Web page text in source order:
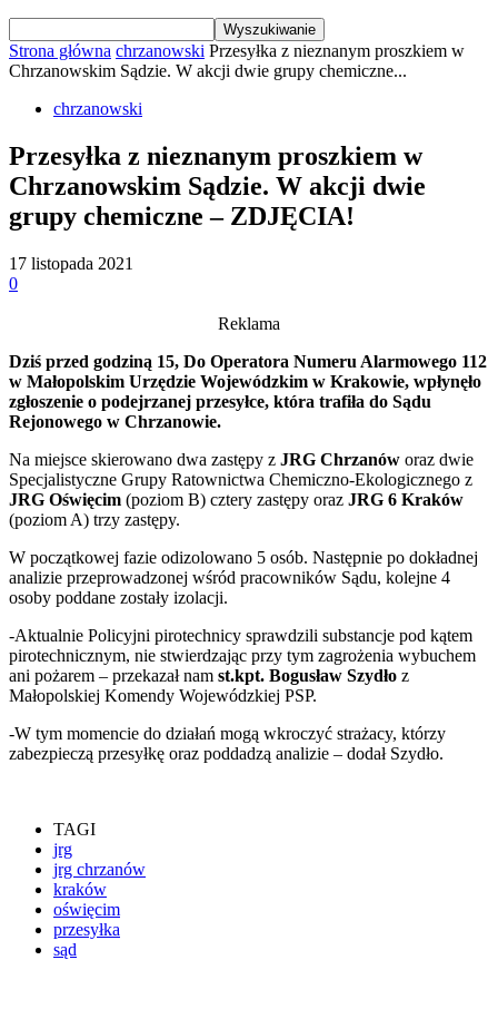
Strona główna chrzanowski Przesyłka z nieznanym proszkiem w
Chrzanowskim Sądzie. W akcji dwie grupy chemiczne...
chrzanowski
Przesyłka z nieznanym proszkiem w
Chrzanowskim Sądzie. W akcji dwie
grupy chemiczne – ZDJĘCIA!
17 listopada 2021
0
Reklama
Dziś przed godziną 15, Do Operatora Numeru Alarmowego 112
w Małopolskim Urzędzie Wojewódzkim w Krakowie, wpłynęło
zgłoszenie o podejrzanej przesyłce, która trafiła do Sądu
Rejonowego w Chrzanowie.
Na miejsce skierowano dwa zastępy z JRG Chrzanów oraz dwie
Specjalistyczne Grupy Ratownictwa Chemiczno-Ekologicznego z
JRG Oświęcim (poziom B) cztery zastępy oraz JRG 6 Kraków
(poziom A) trzy zastępy.
W początkowej fazie odizolowano 5 osób. Następnie po dokładnej
analizie przeprowadzonej wśród pracowników Sądu, kolejne 4
osoby poddane zostały izolacji.
-Aktualnie Policyjni pirotechnicy sprawdzili substancje pod kątem
pirotechnicznym, nie stwierdzając przy tym zagrożenia wybuchem
ani pożarem – przekazał nam st.kpt. Bogusław Szydło z
Małopolskiej Komendy Wojewódzkiej PSP.
-W tym momencie do działań mogą wkroczyć strażacy, którzy
zabezpieczą przesyłkę oraz poddadzą analizie – dodał Szydło.
TAGI
jrg
jrg chrzanów
kraków
oświęcim
przesyłka
sąd